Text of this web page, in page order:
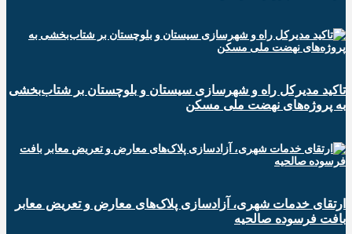
تاکید مدیرکل راه و شهرسازی سیستان و بلوچستان بر شتاب‌بخشی
به پروژه‌های نهضت ملی مسکن
ارتقای خدمات شهری، آزادسازی پلاک‌های معارض و تعریض معابر
بافت فرسوده صالحیه